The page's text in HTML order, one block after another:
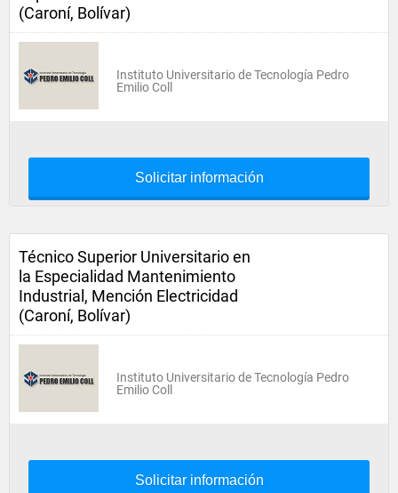
(Caroní, Bolívar)
Instituto Universitario de Tecnología Pedro
Emilio Coll
Solicitar información
Técnico Superior Universitario en
la Especialidad Mantenimiento
Industrial, Mención Electricidad
(Caroní, Bolívar)
Instituto Universitario de Tecnología Pedro
Emilio Coll
Solicitar información